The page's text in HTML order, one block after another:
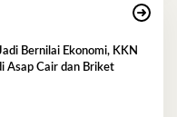
Bernilai Ekonomi, KKN
Asap Cair dan Briket